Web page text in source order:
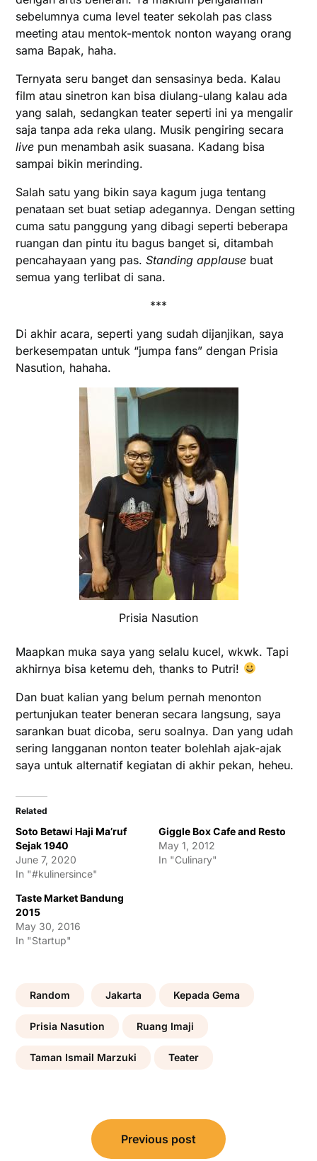
sebelumnya cuma level teater sekolah pas class
meeting atau mentok-mentok nonton wayang orang
sama Bapak, haha.
Ternyata seru banget dan sensasinya beda. Kalau
film atau sinetron kan bisa diulang-ulang kalau ada
yang salah, sedangkan teater seperti ini ya mengalir
saja tanpa ada reka ulang. Musik pengiring secara
live pun menambah asik suasana. Kadang bisa
sampai bikin merinding.
Salah satu yang bikin saya kagum juga tentang
penataan set buat setiap adegannya. Dengan setting
cuma satu panggung yang dibagi seperti beberapa
ruangan dan pintu itu bagus banget si, ditambah
pencahayaan yang pas.Standing applause buat
semua yang terlibat di sana.
***
Di akhir acara, seperti yang sudah dijanjikan, saya
berkesempatan untuk “jumpa fans” dengan Prisia
Nasution, hahaha.
Prisia Nasution
Maapkan muka saya yang selalu kucel, wkwk. Tapi
akhirnya bisa ketemu deh, thanks to Putri!
Dan buat kalian yang belum pernah menonton
pertunjukan teater beneran secara langsung, saya
sarankan buat dicoba, seru soalnya. Dan yang udah
sering langganan nonton teater bolehlah ajak-ajak
saya untuk alternatif kegiatan di akhir pekan, heheu.
Related
Soto Betawi Haji Ma’ruf
Sejak 1940
June 7, 2020
In "#kulinersince"
Giggle Box Cafe and Resto
May 1, 2012
In "Culinary"
Taste Market Bandung
2015
May 30, 2016
In "Startup"
Random Jakarta Kepada Gema
Prisia Nasution Ruang Imaji
Taman Ismail Marzuki Teater
navigation
Previous post